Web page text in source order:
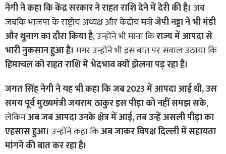
नेगी ने कहा कि केंद्र सरकार ने राहत राशि देने में देरी की है। अब
जबकि भाजपा के राष्ट्रीय अध्यक्ष और केंद्रीय मंत्रीजेपी नड्डा ने भी मंडी
और थुनाग का दौरा किया है, उन्होंने भी माना किराज्य में आपदा से
भारी नुकसान हुआ है। मगर उन्होंने भी इस बात पर सवाल उठाया कि
हिमाचल को राहत राशि में भेदभाव क्यों झेलना पड़ रहा है।
जगत सिंह नेगी ने यह भी कहा कि जब 2023 में आपदा आई थी, उस
समय पूर्व मुख्यमंत्री जयराम ठाकुर इस पीड़ा को नहीं समझ सके,
लेकिनअब जब आपदा उनके क्षेत्र में आई, तब उन्हें असली पीड़ा का
एहसास हुआ। उन्होंने कहा किअब जाकर विपक्ष दिल्ली में सहायता
मांगने की बात कर रहा है।